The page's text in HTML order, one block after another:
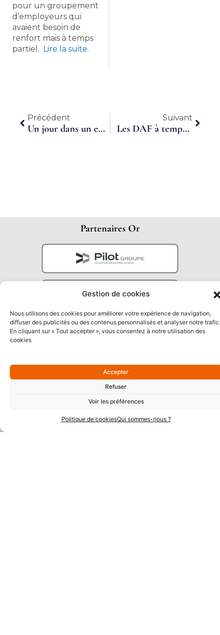
Gestion de cookies
Nous utilisons des cookies pour améliorer votre expérience de navigation,
diffuser des publicités ou des contenus personnalisés et analyser notre trafic.
En cliquant sur « Tout accepter », vous consentez à notre utilisation des
cookies
Accepter
Refuser
Voir les préférences
Politique de cookiesQui sommes-nous ?
pour un groupement
d’employeurs qui
avaient besoin de
renfort mais à temps
partiel. Lire la suite.
Précédent
Précédent
Un jour dans un entreprise, quatre dans une autre: comment fonctionne un « groupement d’employeurs »
Suivant
Les DAF à temps partagé trouvent leur place dans l’écosystème
Partenaires Or
Partenaires Argent